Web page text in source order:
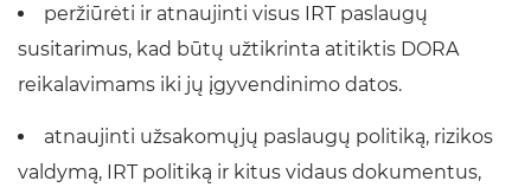
peržiūrėti ir atnaujinti visus IRT paslaugų
susitarimus, kad būtų užtikrinta atitiktis DORA
reikalavimams iki jų įgyvendinimo datos.
atnaujinti užsakomųjų paslaugų politiką, rizikos
valdymą, IRT politiką ir kitus vidaus dokumentus,